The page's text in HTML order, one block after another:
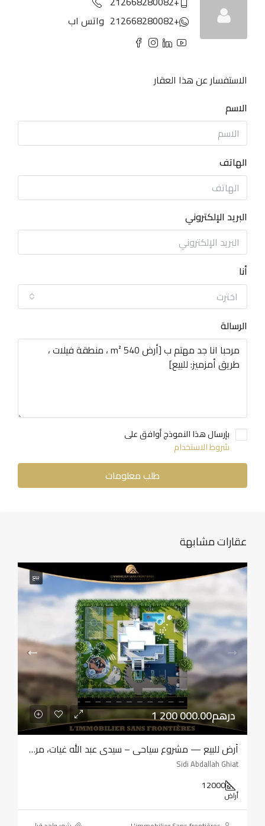
+212668280082
واتس اب
الاستفسار عن هذا العقار
الاسم
الهاتف
البريد الإلكتروني
أنا
اخترت
الرسالة
بإرسال هذا النموذج أوافق على
شروط الاستخدام
طلب معلومات
عقارات مشابهة
بيع
1 200 000.00درهم
أرض للبيع — مشروع سياحي – سيدي عبد الله غيات، مراكش
Sidi Abdallah Ghiat
12000
أراض